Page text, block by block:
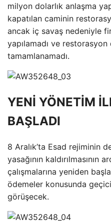
milyon dolarlık anlaşma
kapatılan caminin
ancak iç savaş nedeniyle
yapılamadı ve restorasyon
tamamlanamadı.
YENİ YÖNETİM
BAŞLADI
8 Aralık’ta Esad rejiminin
yasağının kaldırılmasının
çalışmalarına yeniden
ödemeler konusunda
görüşecek.